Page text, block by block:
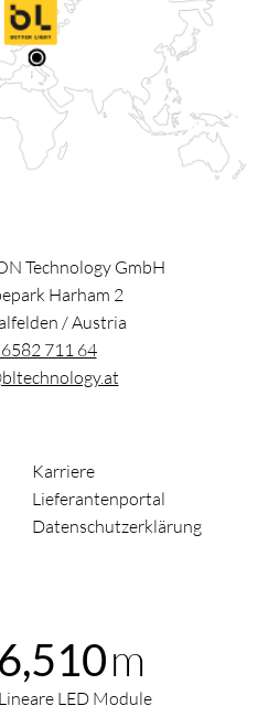
Technology GmbH
Harham 2
/Austria
711 64
Karriere
Lieferantenportal
Datenschutzerklärung
m
LED Module